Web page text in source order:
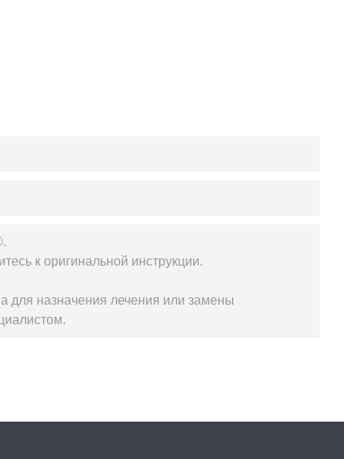
к оригинальной инструкции.
для назначения лечения или замены